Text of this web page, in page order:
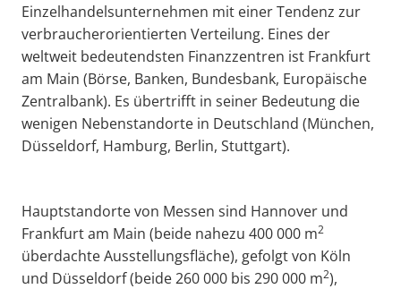
Einzelhandelsunternehmen mit einer Tendenz zur
verbraucherorientierten Verteilung. Eines der
weltweit bedeutendsten Finanzzentren ist Frankfurt
am Main (Börse, Banken, Bundesbank, Europäische
Zentralbank). Es übertrifft in seiner Bedeutung die
wenigen Nebenstandorte in Deutschland (München,
Düsseldorf, Hamburg, Berlin, Stuttgart).
Hauptstandorte von Messen sind Hannover und
Frankfurt am Main (beide nahezu 400 000 m2
überdachte Ausstellungsfläche), gefolgt von Köln
und Düsseldorf (beide 260 000 bis 290 000 m2),